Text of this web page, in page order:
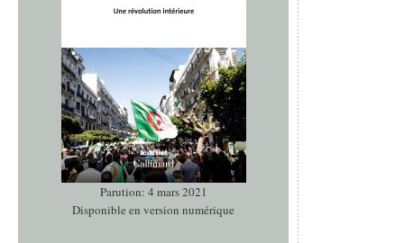
Parution: 4 mars 2021
Disponible en version numérique